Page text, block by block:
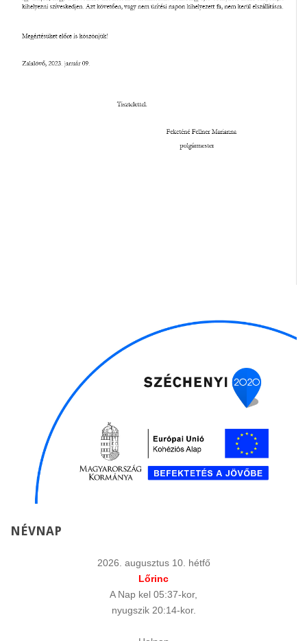
NÉVNAP
2026. augusztus 10. hétfő
Lőrinc
A Nap kel 05:37-kor,
nyugszik 20:14-kor.